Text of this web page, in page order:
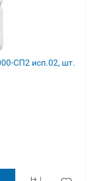
СП2 исп.02, шт.